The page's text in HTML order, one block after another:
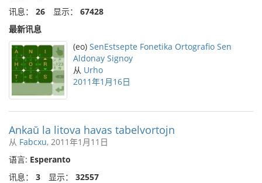
讯息： 26 显示： 67428
最新讯息
(eo) SenEstsepte Fonetika Ortografio Sen
Aldonay Signoy
从 Urho
2011年1月16日
Ankaŭ la litova havas tabelvortojn
从 Fabcxu, 2011年1月11日
语言: Esperanto
讯息： 3 显示： 32557